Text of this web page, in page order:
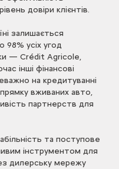
довіри клієнтів.
залишається
усіх угод
— Crédit Agricole,
інші фінансові
на кредитуванні
вживаних авто,
партнерств для
та поступове
інструментом для
дилерську мережу